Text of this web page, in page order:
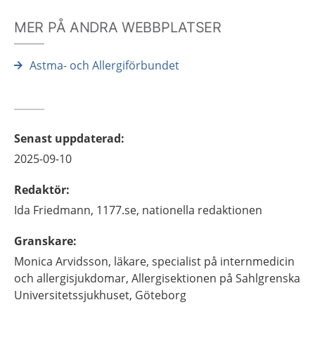
MER PÅ ANDRA WEBBPLATSER
Astma- och Allergiförbundet
Senast uppdaterad:
2025-09-10
Redaktör:
Ida Friedmann, 1177.se, nationella redaktionen
Granskare:
Monica Arvidsson, läkare, specialist på internmedicin
och allergisjukdomar, Allergisektionen på Sahlgrenska
Universitetssjukhuset, Göteborg